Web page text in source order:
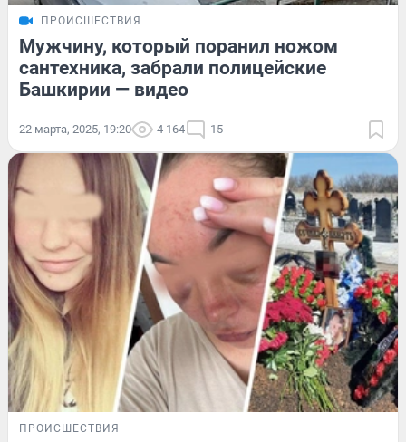
ПРОИСШЕСТВИЯ
Мужчину, который поранил ножом
сантехника, забрали полицейские
Башкирии — видео
22 марта, 2025, 19:20 4 164 15
ПРОИСШЕСТВИЯ